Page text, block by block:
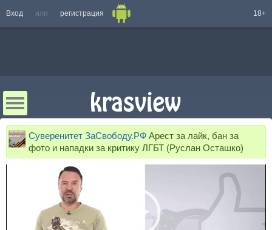
Вход или регистрация 18+
Суверенитет ЗаСвободу.РФ Арест за лайк, бан за
фото и нападки за критику ЛГБТ (Руслан Осташко)